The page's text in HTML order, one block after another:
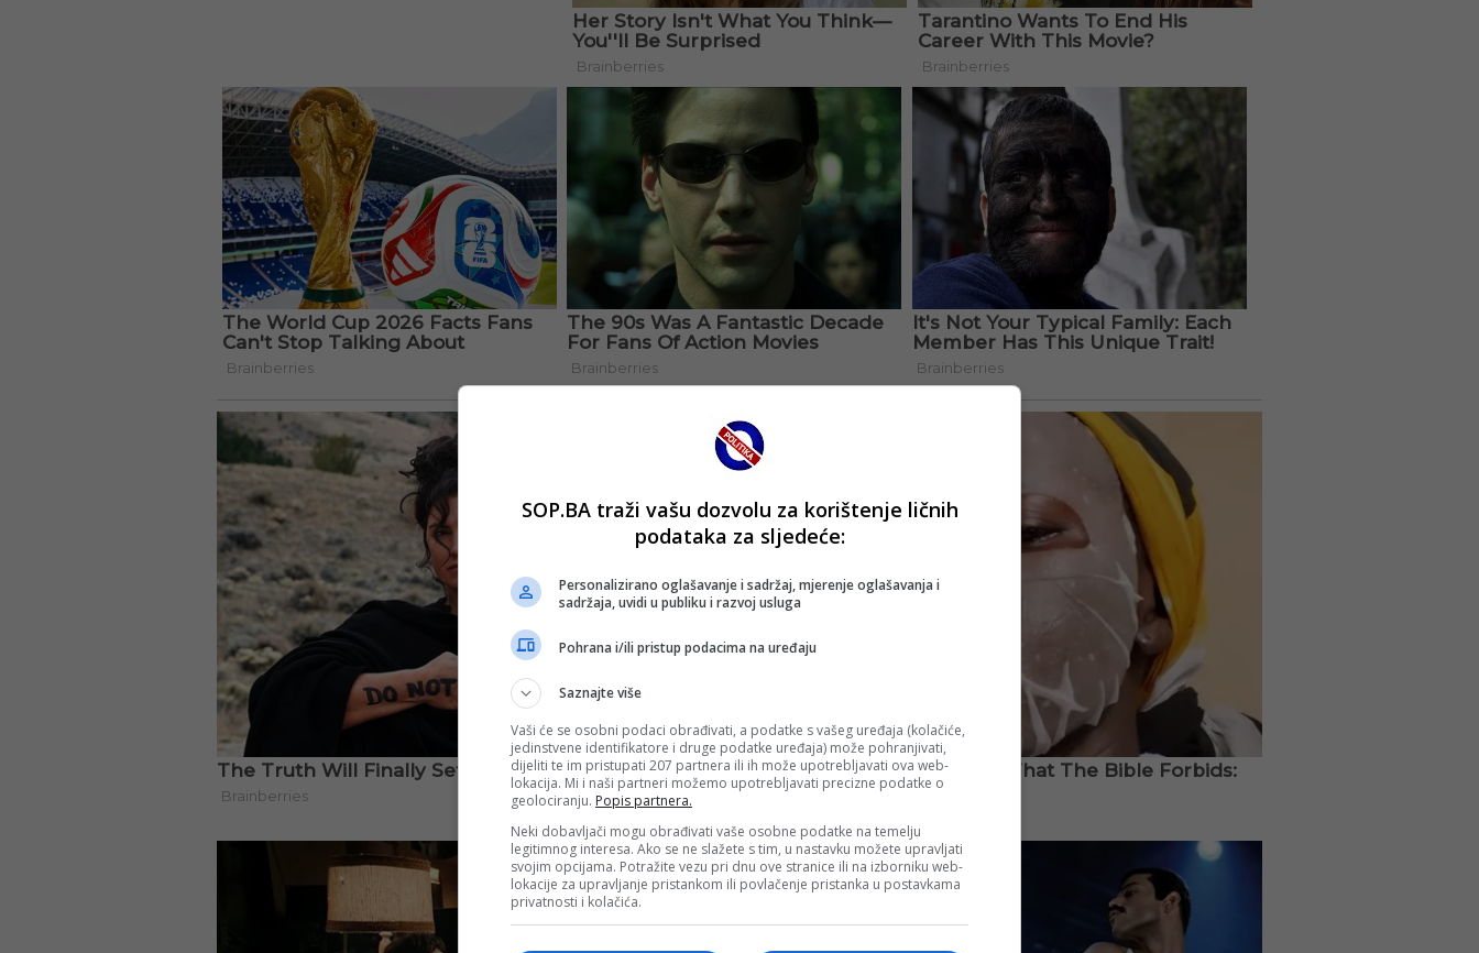
SOP.BA traži vašu dozvolu za korištenje ličnih
podataka za sljedeće:
Personalizirano oglašavanje i sadržaj, mjerenje oglašavanja i
sadržaja, uvidi u publiku i razvoj usluga
Pohrana i/ili pristup podacima na uređaju
Saznajte više
Vaši će se osobni podaci obrađivati, a podatke s vašeg uređaja (kolačiće,
jedinstvene identifikatore i druge podatke uređaja) može pohranjivati,
dijeliti te im pristupati 207 partnera ili ih može upotrebljavati ova web-
lokacija. Mi i naši partneri možemo upotrebljavati precizne podatke o
geolociranju. Popis partnera.
Neki dobavljači mogu obrađivati vaše osobne podatke na temelju
legitimnog interesa. Ako se ne slažete s tim, u nastavku možete upravljati
svojim opcijama. Potražite vezu pri dnu ove stranice ili na izborniku web-
lokacije za upravljanje pristankom ili povlačenje pristanka u postavkama
privatnosti i kolačića.